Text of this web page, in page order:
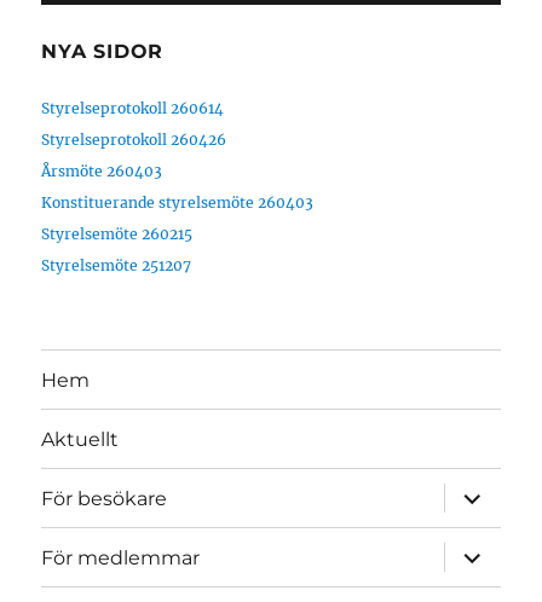
NYA SIDOR
Styrelseprotokoll 260614
Styrelseprotokoll 260426
Årsmöte 260403
Konstituerande styrelsemöte 260403
Styrelsemöte 260215
Styrelsemöte 251207
Hem
Aktuellt
För besökare
För medlemmar